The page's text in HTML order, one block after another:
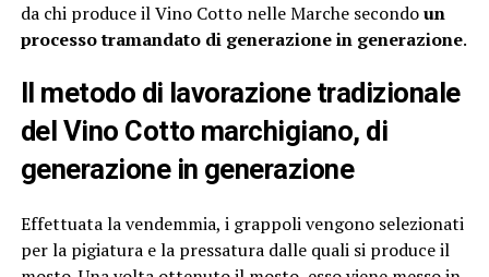
da chi produce il Vino Cotto nelle Marche secondoun
processo tramandato di generazione in generazione.
Il metodo di lavorazione tradizionale
del Vino Cotto marchigiano, di
generazione in generazione
Effettuata la vendemmia, i grappoli vengono selezionati
per la pigiatura e la pressatura dalle quali si produce il